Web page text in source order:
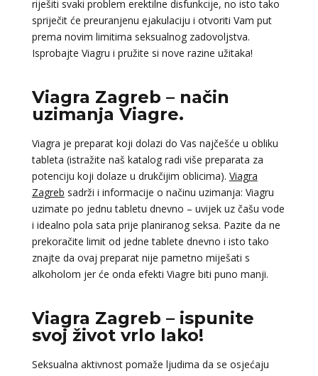
riješiti svaki problem erektilne disfunkcije, no isto tako
spriječit će preuranjenu ejakulaciju i otvoriti Vam put
prema novim limitima seksualnog zadovoljstva.
Isprobajte Viagru i pružite si nove razine užitaka!
Viagra Zagreb – način
uzimanja Viagre.
Viagra je preparat koji dolazi do Vas najčešće u obliku
tableta (istražite naš katalog radi više preparata za
potenciju koji dolaze u drukčijim oblicima). Viagra
Zagreb sadrži i informacije o načinu uzimanja: Viagru
uzimate po jednu tabletu dnevno – uvijek uz čašu vode
i idealno pola sata prije planiranog seksa. Pazite da ne
prekoračite limit od jedne tablete dnevno i isto tako
znajte da ovaj preparat nije pametno miješati s
alkoholom jer će onda efekti Viagre biti puno manji.
Viagra Zagreb – ispunite
svoj život vrlo lako!
Seksualna aktivnost pomaže ljudima da se osjećaju